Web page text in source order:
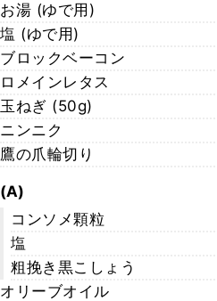
お湯 (ゆで用)
塩 (ゆで用)
ブロックベーコン
ロメインレタス
玉ねぎ (50g)
ニンニク
鷹の爪輪切り
(A)
コンソメ顆粒
塩
粗挽き黒こしょう
オリーブオイル